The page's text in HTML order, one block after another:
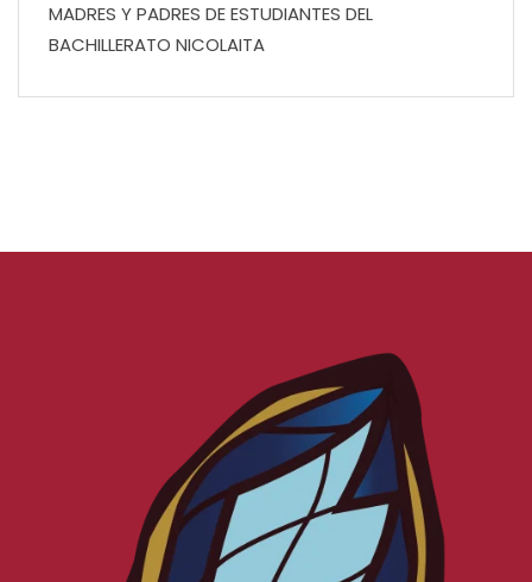
MADRES Y PADRES DE ESTUDIANTES DEL
BACHILLERATO NICOLAITA